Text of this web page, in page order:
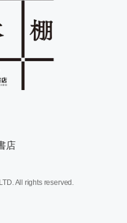
店
All rights reserved.